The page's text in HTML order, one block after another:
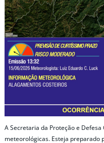
A Secretaria da Proteção e
meteorológicas. Esteja preparado